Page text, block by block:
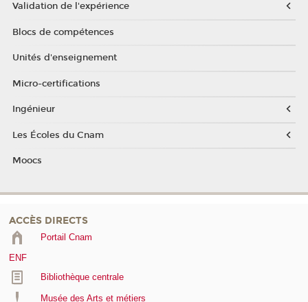
Validation de l'expérience
Blocs de compétences
Unités d'enseignement
Micro-certifications
Ingénieur
Les Écoles du Cnam
Moocs
ACCÈS DIRECTS
Portail Cnam
ENF
Bibliothèque centrale
Musée des Arts et métiers